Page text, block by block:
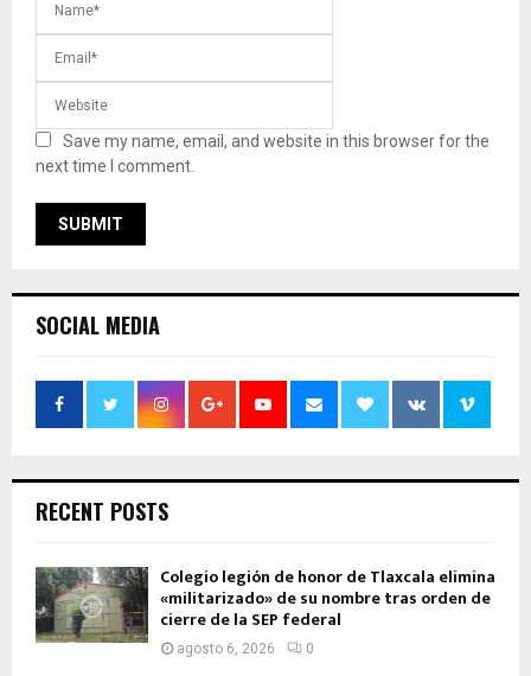
Save my name, email, and website in this browser for the
next time I comment.
SOCIAL MEDIA
RECENT POSTS
Colegio legión de honor de Tlaxcala elimina
«militarizado» de su nombre tras orden de
cierre de la SEP federal
agosto 6, 2026 0